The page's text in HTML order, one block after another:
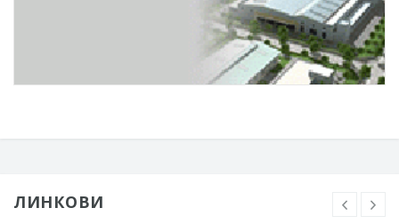
ЛИНКОВИ